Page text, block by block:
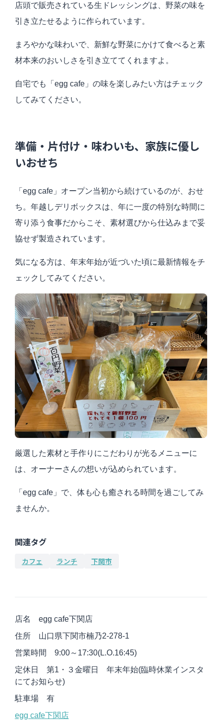
店頭で販売されている生ドレッシングは、野菜の味を
引き立たせるように作られています。
まろやかな味わいで、新鮮な野菜にかけて食べると素
材本来のおいしさを引き立ててくれますよ。
自宅でも「egg cafe」の味を楽しみたい方はチェック
してみてください。
準備・片付け・味わいも、家族に優し
いおせち
「egg cafe」オープン当初から続けているのが、おせ
ち。年越しデリボックスは、年に一度の特別な時間に
寄り添う食事だからこそ、素材選びから仕込みまで妥
協せず製造されています。
気になる方は、年末年始が近づいた頃に最新情報をチ
ェックしてみてください。
厳選した素材と手作りにこだわりが光るメニューに
は、オーナーさんの想いが込められています。
「egg cafe」で、体も心も癒される時間を過ごしてみ
ませんか。
関連タグ
カフェ
ランチ 下関市
店名 egg cafe下関店
住所 山口県下関市楠乃2-278-1
営業時間 9:00～17:30(L.O.16:45)
定休日 第1・３金曜日 年末年始(臨時休業インスタ
にてお知らせ)
駐車場 有
egg cafe下関店